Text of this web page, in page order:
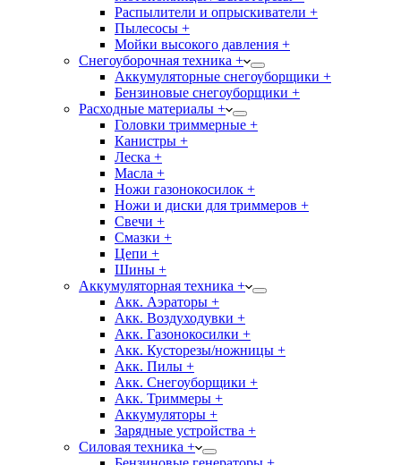
Распылители и опрыскиватели +
Пылесосы +
Мойки высокого давления +
Снегоуборочная техника +
Аккумуляторные снегоуборщики +
Бензиновые снегоуборщики +
Расходные материалы +
Головки триммерные +
Канистры +
Леска +
Масла +
Ножи газонокосилок +
Ножи и диски для триммеров +
Свечи +
Смазки +
Цепи +
Шины +
Аккумуляторная техника +
Акк. Аэраторы +
Акк. Воздуходувки +
Акк. Газонокосилки +
Акк. Кусторезы/ножницы +
Акк. Пилы +
Акк. Снегоуборщики +
Акк. Триммеры +
Аккумуляторы +
Зарядные устройства +
Силовая техника +